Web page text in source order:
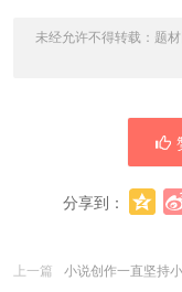
未经允许不得转载： 题
分享到：
上一篇
小说创作一直坚持